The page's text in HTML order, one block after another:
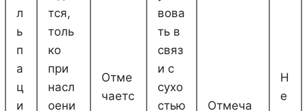
л
ь
п
а
ц
и
тся,
толь
ко
при
насл
оени
Отме
чаетс
вова
ть в
связ
и с
сухо
стью
Отмеча
Н
е